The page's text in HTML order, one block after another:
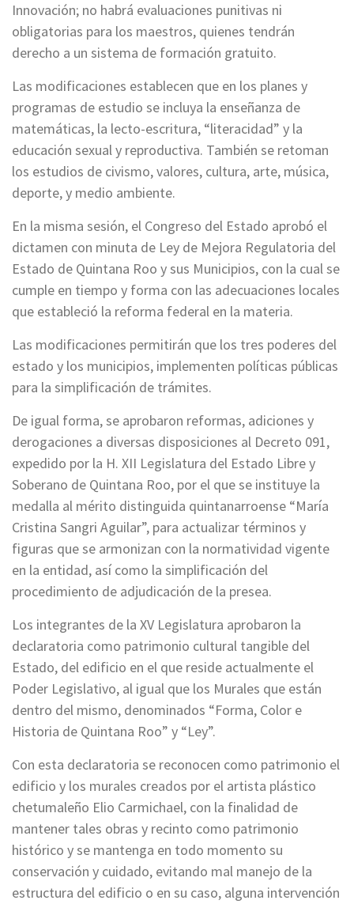
Innovación; no habrá evaluaciones punitivas ni
obligatorias para los maestros, quienes tendrán
derecho a un sistema de formación gratuito.
Las modificaciones establecen que en los planes y
programas de estudio se incluya la enseñanza de
matemáticas, la lecto-escritura, “literacidad” y la
educación sexual y reproductiva. También se retoman
los estudios de civismo, valores, cultura, arte, música,
deporte, y medio ambiente.
En la misma sesión, el Congreso del Estado aprobó el
dictamen con minuta de Ley de Mejora Regulatoria del
Estado de Quintana Roo y sus Municipios, con la cual se
cumple en tiempo y forma con las adecuaciones locales
que estableció la reforma federal en la materia.
Las modificaciones permitirán que los tres poderes del
estado y los municipios, implementen políticas públicas
para la simplificación de trámites.
De igual forma, se aprobaron reformas, adiciones y
derogaciones a diversas disposiciones al Decreto 091,
expedido por la H. XII Legislatura del Estado Libre y
Soberano de Quintana Roo, por el que se instituye la
medalla al mérito distinguida quintanarroense “María
Cristina Sangri Aguilar”, para actualizar términos y
figuras que se armonizan con la normatividad vigente
en la entidad, así como la simplificación del
procedimiento de adjudicación de la presea.
Los integrantes de la XV Legislatura aprobaron la
declaratoria como patrimonio cultural tangible del
Estado, del edificio en el que reside actualmente el
Poder Legislativo, al igual que los Murales que están
dentro del mismo, denominados “Forma, Color e
Historia de Quintana Roo” y “Ley”.
Con esta declaratoria se reconocen como patrimonio el
edificio y los murales creados por el artista plástico
chetumaleño Elio Carmichael, con la finalidad de
mantener tales obras y recinto como patrimonio
histórico y se mantenga en todo momento su
conservación y cuidado, evitando mal manejo de la
estructura del edificio o en su caso, alguna intervención